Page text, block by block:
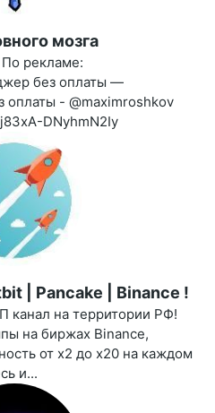
мозга
рекламе:
без оплаты —
- @maximroshkov
DNyhmN2Iy
| Pancake | Binance !
на территории РФ!
на биржах Binance,
от х2 до х20 на каждом
и...